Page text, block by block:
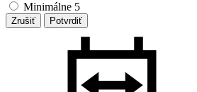
Minimálne 5
Zrušiť Potvrdiť